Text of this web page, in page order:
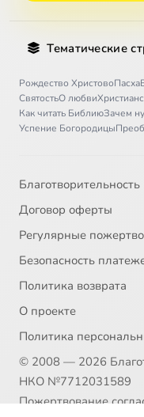
Тематические
Рождество ХристовоПасха
СвятостьО любви
Как читать БиблиюЗачем
Успение Богородицы
Благотворительность
Договор оферты
Регулярные
Безопасность
Политика возврата
О проекте
Политика
© 2008 — 2026
НКО №7712031589
Пожертвование